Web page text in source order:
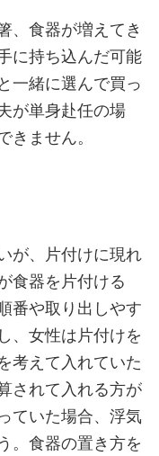
、食器が増えてき
に持ち込んだ可能
一緒に選んで買っ
が単身赴任の場
きません。
が、片付けに現れ
食器を片付ける
番や取り出しやす
、女性は片付けを
考えて入れていた
されて入れる方が
ていた場合、浮気
。食器の置き方を